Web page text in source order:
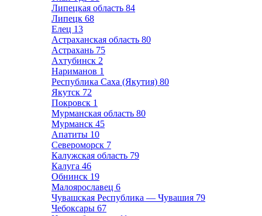
Липецкая область 84
Липецк 68
Елец 13
Астраханская область 80
Астрахань 75
Ахтубинск 2
Нариманов 1
Республика Саха (Якутия) 80
Якутск 72
Покровск 1
Мурманская область 80
Мурманск 45
Апатиты 10
Североморск 7
Калужская область 79
Калуга 46
Обнинск 19
Малоярославец 6
Чувашская Республика — Чувашия 79
Чебоксары 67